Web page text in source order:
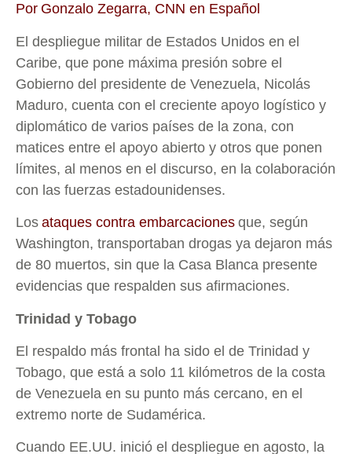
Por Gonzalo Zegarra, CNN en Español
El despliegue militar de Estados Unidos en el
Caribe, que pone máxima presión sobre el
Gobierno del presidente de Venezuela, Nicolás
Maduro, cuenta con el creciente apoyo logístico y
diplomático de varios países de la zona, con
matices entre el apoyo abierto y otros que ponen
límites, al menos en el discurso, en la colaboración
con las fuerzas estadounidenses.
Los ataques contra embarcaciones que, según
Washington, transportaban drogas ya dejaron más
de 80 muertos, sin que la Casa Blanca presente
evidencias que respalden sus afirmaciones.
Trinidad y Tobago
El respaldo más frontal ha sido el de Trinidad y
Tobago, que está a solo 11 kilómetros de la costa
de Venezuela en su punto más cercano, en el
extremo norte de Sudamérica.
Cuando EE.UU. inició el despliegue en agosto, la